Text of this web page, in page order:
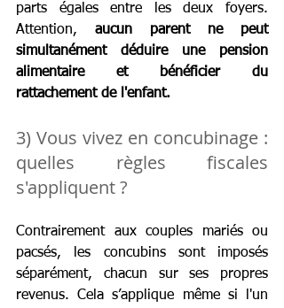
parts égales entre les deux foyers.
Attention, aucun parent ne peut
simultanément déduire une pension
alimentaire et bénéficier du
rattachement de l'enfant.
3) Vous vivez en concubinage :
quelles règles fiscales
s'appliquent ?
Contrairement aux couples mariés ou
pacsés, les concubins sont imposés
séparément, chacun sur ses propres
revenus. Cela s’applique même si l'un